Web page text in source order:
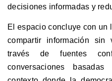
decisiones informadas y
El espacio concluye con un
compartir información sin
través de fuentes
conversaciones